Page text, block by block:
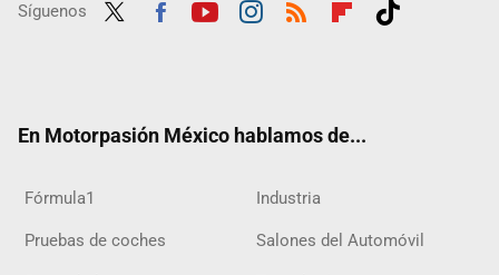
Síguenos
En Motorpasión México hablamos de...
Fórmula1 Industria
Pruebas de coches Salones del Automóvil